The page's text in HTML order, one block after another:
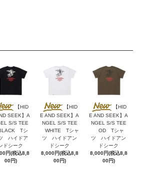
【HID
SEEK】A
S/S TEE
Tシ
ハイドア
ドシーク
円(税込8,8
00円)
【HID
E AND SEEK】A
NGEL S/S TEE
WHITE Tシャ
ツ ハイドアン
ドシーク
8,000円(税込8,8
00円)
【HID
E AND SEEK】A
NGEL S/S TEE
OD Tシャ
ツ ハイドアン
ドシーク
8,000円(税込8,8
00円)